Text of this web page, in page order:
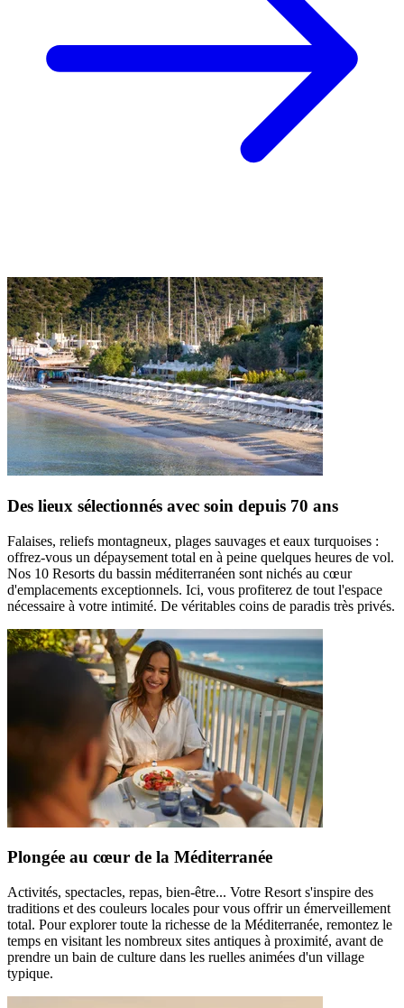
Des lieux sélectionnés avec soin depuis 70 ans
Falaises, reliefs montagneux, plages sauvages et eaux turquoises :
offrez-vous un dépaysement total en à peine quelques heures de vol.
Nos 10 Resorts du bassin méditerranéen sont nichés au cœur
d'emplacements exceptionnels. Ici, vous profiterez de tout l'espace
nécessaire à votre intimité. De véritables coins de paradis très privés.
Plongée au cœur de la Méditerranée
Activités, spectacles, repas, bien-être... Votre Resort s'inspire des
traditions et des couleurs locales pour vous offrir un émerveillement
total. Pour explorer toute la richesse de la Méditerranée, remontez le
temps en visitant les nombreux sites antiques à proximité, avant de
prendre un bain de culture dans les ruelles animées d'un village
typique.